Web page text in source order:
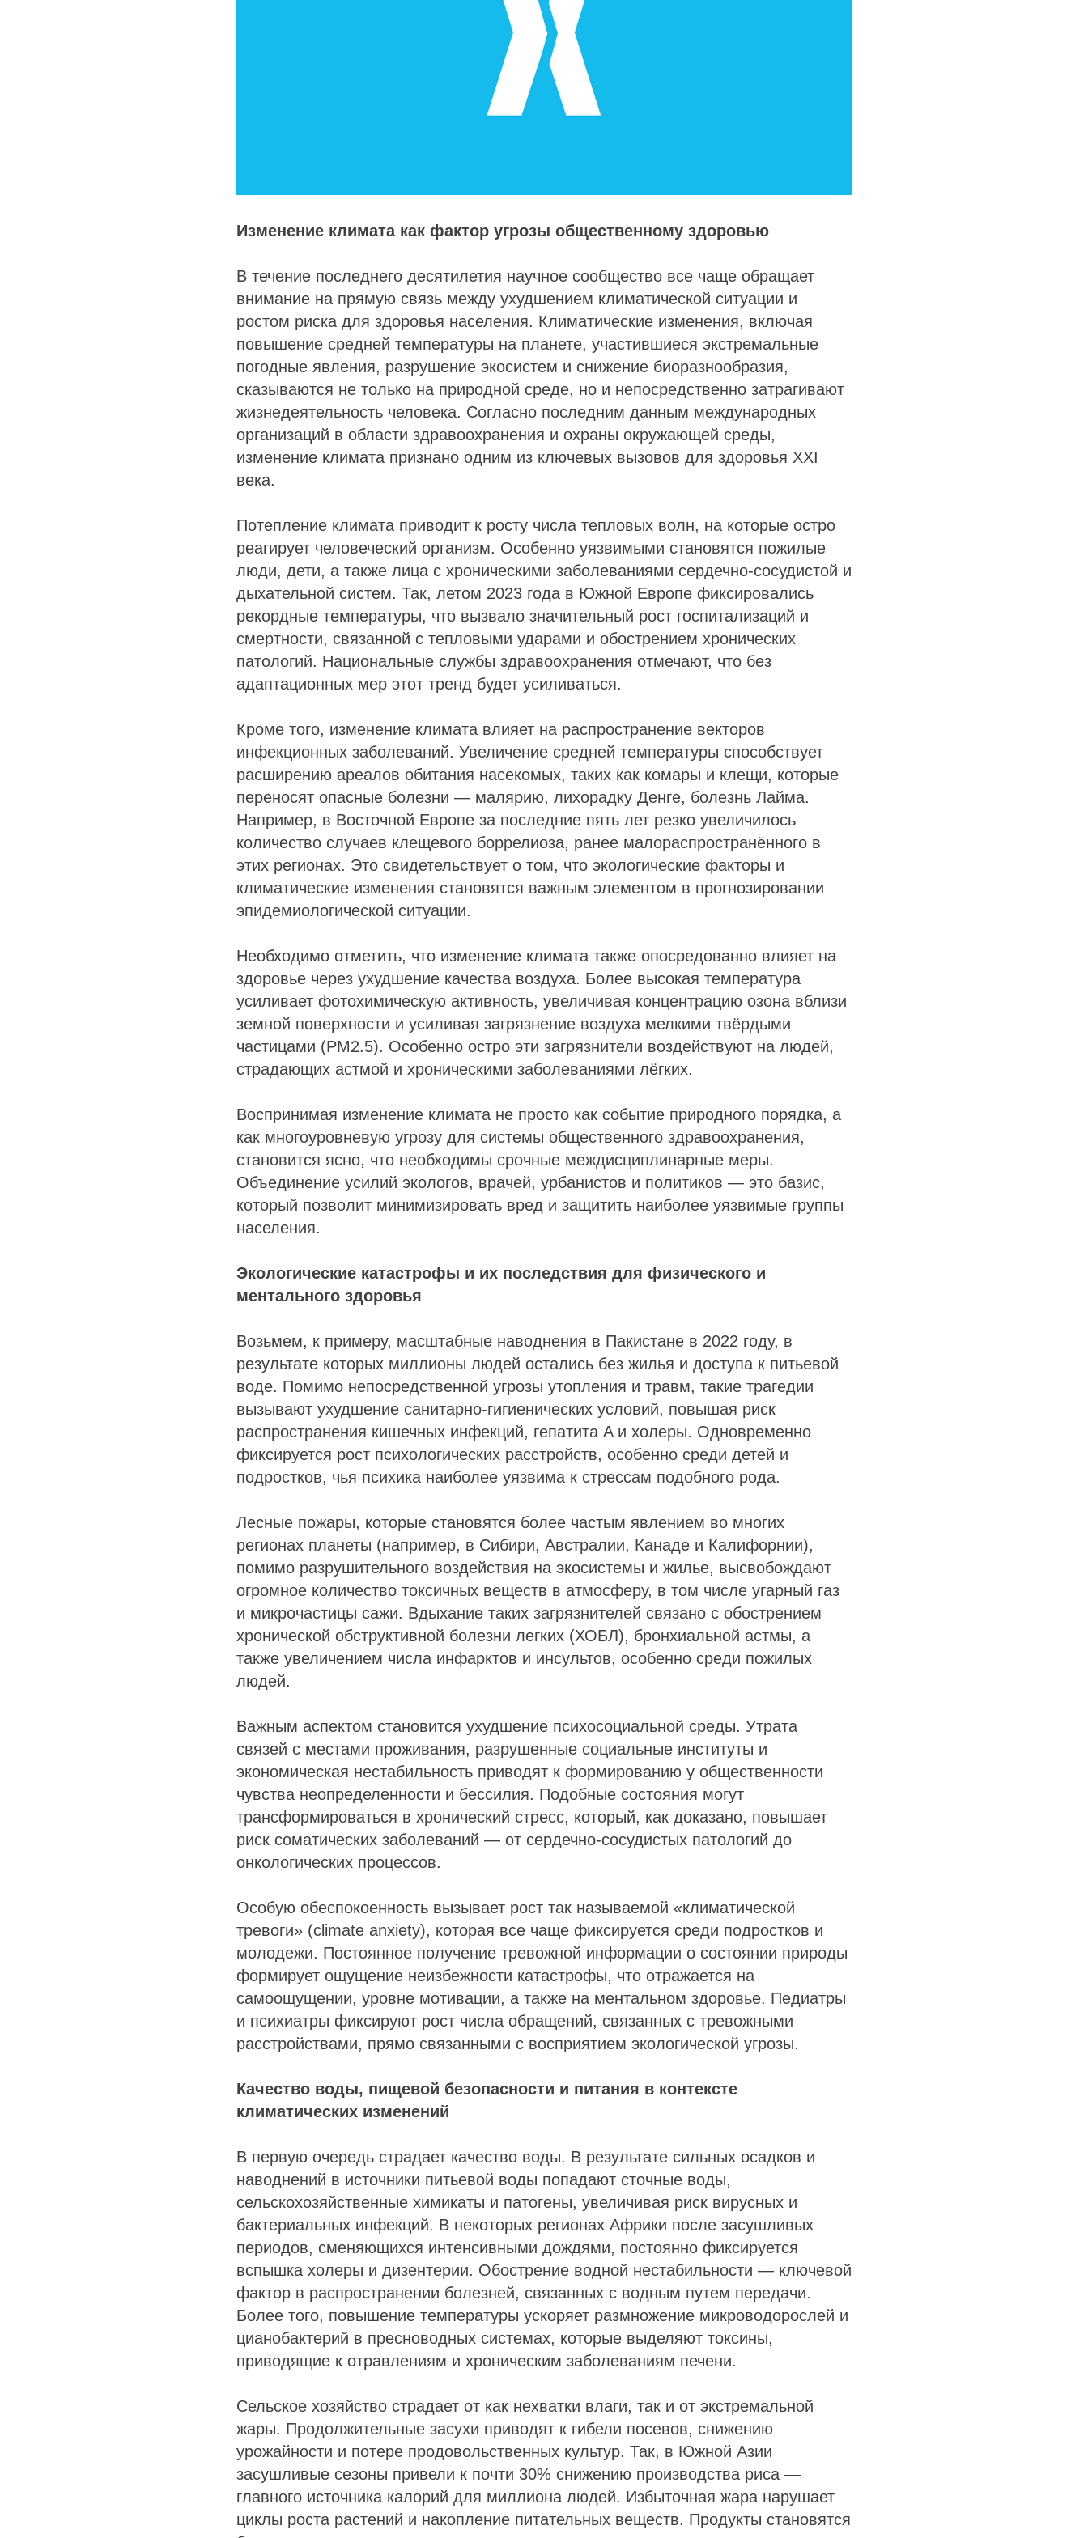
Изменение климата как фактор угрозы общественному здоровью
В течение последнего десятилетия научное сообщество все чаще обращает
внимание на прямую связь между ухудшением климатической ситуации и
ростом риска для здоровья населения. Климатические изменения, включая
повышение средней температуры на планете, участившиеся экстремальные
погодные явления, разрушение экосистем и снижение биоразнообразия,
сказываются не только на природной среде, но и непосредственно затрагивают
жизнедеятельность человека. Согласно последним данным международных
организаций в области здравоохранения и охраны окружающей среды,
изменение климата признано одним из ключевых вызовов для здоровья XXI
века.
Потепление климата приводит к росту числа тепловых волн, на которые остро
реагирует человеческий организм. Особенно уязвимыми становятся пожилые
люди, дети, а также лица с хроническими заболеваниями сердечно-сосудистой и
дыхательной систем. Так, летом 2023 года в Южной Европе фиксировались
рекордные температуры, что вызвало значительный рост госпитализаций и
смертности, связанной с тепловыми ударами и обострением хронических
патологий. Национальные службы здравоохранения отмечают, что без
адаптационных мер этот тренд будет усиливаться.
Кроме того, изменение климата влияет на распространение векторов
инфекционных заболеваний. Увеличение средней температуры способствует
расширению ареалов обитания насекомых, таких как комары и клещи, которые
переносят опасные болезни — малярию, лихорадку Денге, болезнь Лайма.
Например, в Восточной Европе за последние пять лет резко увеличилось
количество случаев клещевого боррелиоза, ранее малораспространённого в
этих регионах. Это свидетельствует о том, что экологические факторы и
климатические изменения становятся важным элементом в прогнозировании
эпидемиологической ситуации.
Необходимо отметить, что изменение климата также опосредованно влияет на
здоровье через ухудшение качества воздуха. Более высокая температура
усиливает фотохимическую активность, увеличивая концентрацию озона вблизи
земной поверхности и усиливая загрязнение воздуха мелкими твёрдыми
частицами (PM2.5). Особенно остро эти загрязнители воздействуют на людей,
страдающих астмой и хроническими заболеваниями лёгких.
Воспринимая изменение климата не просто как событие природного порядка, а
как многоуровневую угрозу для системы общественного здравоохранения,
становится ясно, что необходимы срочные междисциплинарные меры.
Объединение усилий экологов, врачей, урбанистов и политиков — это базис,
который позволит минимизировать вред и защитить наиболее уязвимые группы
населения.
Экологические катастрофы и их последствия для физического и
ментального здоровья
Возьмем, к примеру, масштабные наводнения в Пакистане в 2022 году, в
результате которых миллионы людей остались без жилья и доступа к питьевой
воде. Помимо непосредственной угрозы утопления и травм, такие трагедии
вызывают ухудшение санитарно-гигиенических условий, повышая риск
распространения кишечных инфекций, гепатита A и холеры. Одновременно
фиксируется рост психологических расстройств, особенно среди детей и
подростков, чья психика наиболее уязвима к стрессам подобного рода.
Лесные пожары, которые становятся более частым явлением во многих
регионах планеты (например, в Сибири, Австралии, Канаде и Калифорнии),
помимо разрушительного воздействия на экосистемы и жилье, высвобождают
огромное количество токсичных веществ в атмосферу, в том числе угарный газ
и микрочастицы сажи. Вдыхание таких загрязнителей связано с обострением
хронической обструктивной болезни легких (ХОБЛ), бронхиальной астмы, а
также увеличением числа инфарктов и инсультов, особенно среди пожилых
людей.
Важным аспектом становится ухудшение психосоциальной среды. Утрата
связей с местами проживания, разрушенные социальные институты и
экономическая нестабильность приводят к формированию у общественности
чувства неопределенности и бессилия. Подобные состояния могут
трансформироваться в хронический стресс, который, как доказано, повышает
риск соматических заболеваний — от сердечно-сосудистых патологий до
онкологических процессов.
Особую обеспокоенность вызывает рост так называемой «климатической
тревоги» (climate anxiety), которая все чаще фиксируется среди подростков и
молодежи. Постоянное получение тревожной информации о состоянии природы
формирует ощущение неизбежности катастрофы, что отражается на
самоощущении, уровне мотивации, а также на ментальном здоровье. Педиатры
и психиатры фиксируют рост числа обращений, связанных с тревожными
расстройствами, прямо связанными с восприятием экологической угрозы.
Качество воды, пищевой безопасности и питания в контексте
климатических изменений
В первую очередь страдает качество воды. В результате сильных осадков и
наводнений в источники питьевой воды попадают сточные воды,
сельскохозяйственные химикаты и патогены, увеличивая риск вирусных и
бактериальных инфекций. В некоторых регионах Африки после засушливых
периодов, сменяющихся интенсивными дождями, постоянно фиксируется
вспышка холеры и дизентерии. Обострение водной нестабильности — ключевой
фактор в распространении болезней, связанных с водным путем передачи.
Более того, повышение температуры ускоряет размножение микроводорослей и
цианобактерий в пресноводных системах, которые выделяют токсины,
приводящие к отравлениям и хроническим заболеваниям печени.
Сельское хозяйство страдает от как нехватки влаги, так и от экстремальной
жары. Продолжительные засухи приводят к гибели посевов, снижению
урожайности и потере продовольственных культур. Так, в Южной Азии
засушливые сезоны привели к почти 30% снижению производства риса —
главного источника калорий для миллиона людей. Избыточная жара нарушает
циклы роста растений и накопление питательных веществ. Продукты становятся